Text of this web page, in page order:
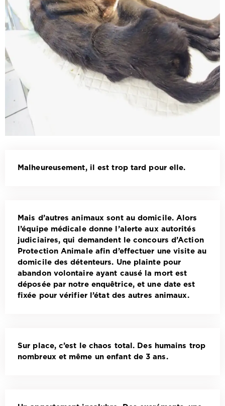
Malheureusement, il est trop tard pour elle.
Mais d’autres animaux sont au domicile. Alors
l’équipe médicale donne l’alerte aux autorités
judiciaires, qui demandent le concours d’Action
Protection Animale afin d’effectuer une visite au
domicile des détenteurs. Une plainte pour
abandon volontaire ayant causé la mort est
déposée par notre enquêtrice, et une date est
fixée pour vérifier l’état des autres animaux.
Sur place, c’est le chaos total. Des humains trop
nombreux et même un enfant de 3 ans.